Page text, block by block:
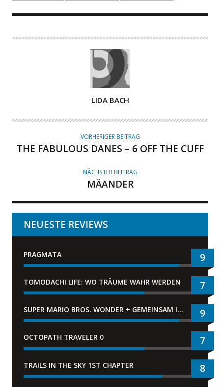
T
LIDA BACH
VORHERIGER BEITRAG
THE FABULOUS DANES – 6 OFF THE CUFF
NÄCHSTER BEITRAG
MÄANDER
NEUESTE REVIEWS
PRAGMATA 9
TOMODACHI LIFE: WO TRÄUME WAHR WERDEN 7
SUPER MARIO BROS. WONDER + GEMEINSAM IM BELLABEL-PARK 9
OCTOPATH TRAVELER 0 7
TRAILS IN THE SKY 1ST CHAPTER 8